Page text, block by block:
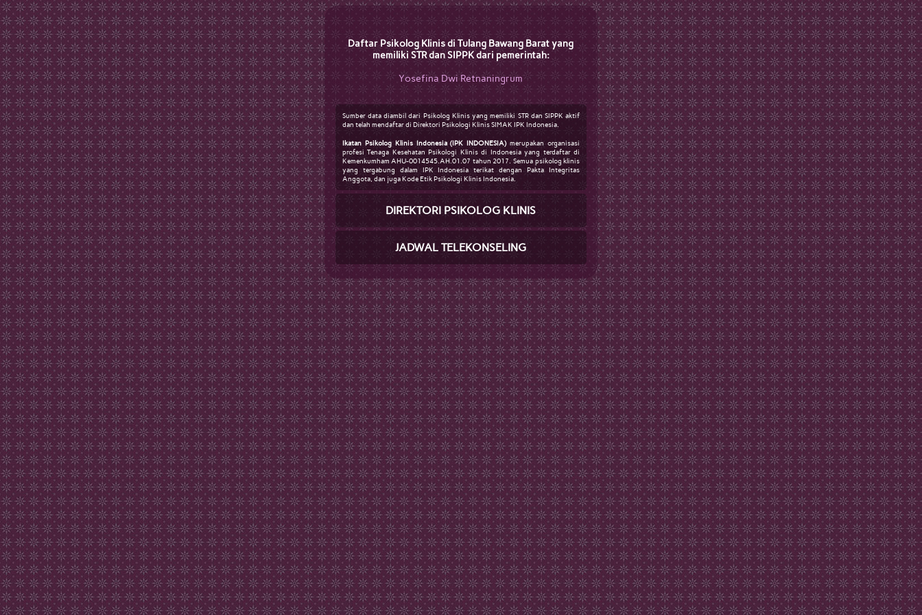
Daftar Psikolog Klinis di Tulang Bawang Barat yang
memiliki STR dan SIPPK dari pemerintah:
Yosefina Dwi Retnaningrum
Sumber data diambil dari Psikolog Klinis yang memiliki STR dan SIPPK aktif
dan telah mendaftar di Direktori Psikologi Klinis SIMAK IPK Indonesia.
Ikatan Psikolog Klinis Indonesia (IPK INDONESIA)merupakan organisasi
profesi Tenaga Kesehatan Psikologi Klinis di Indonesia yang terdaftar di
Kemenkumham AHU-0014545.AH.01.07 tahun 2017. Semua psikolog klinis
yang tergabung dalam IPK Indonesia terikat dengan Pakta Integritas
Anggota, dan juga Kode Etik Psikologi Klinis Indonesia.
DIREKTORI PSIKOLOG KLINIS
JADWAL TELEKONSELING